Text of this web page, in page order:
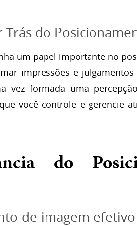
Trás do
um papel importante no
impressões e
vez formada uma
você controle e gerencie
do
de imagem